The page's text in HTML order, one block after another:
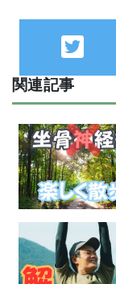
関連記事